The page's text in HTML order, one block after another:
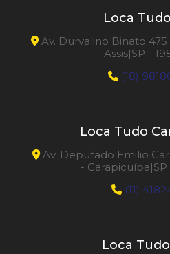
Loca
Av. Durvalino Binato
Assis|SP -
(18)
Loca Tudo
Av. Deputado Emilio
- Carapicuíba|SP
(11)
Loca